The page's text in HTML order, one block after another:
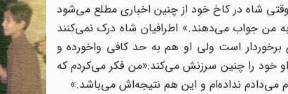
وقتی شاه در کاخ خود از چنین اخباری مطلع می‌شود
من جواب می‌دهند.» اطرافیان شاه درک نمی‌کنند
است ولی او هم به حد کافی واخورده و
خود را چنین سرزنش می‌کند:«من فکر می‌کردم که
می‌دادم نداده‌ام و این هم نتیجه‌اش می‌باشد.»